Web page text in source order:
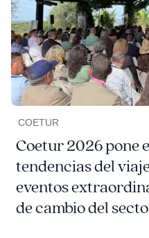
COETUR
Coetur 2026 pone
tendencias del
eventos
de cambio del